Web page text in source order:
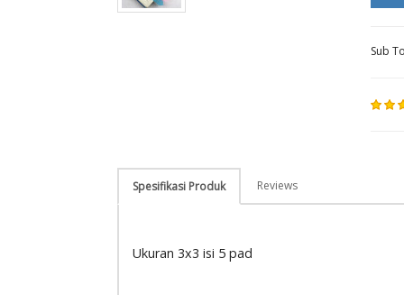
Sub
Spesifikasi Produk Reviews
Ukuran 3x3 isi 5 pad